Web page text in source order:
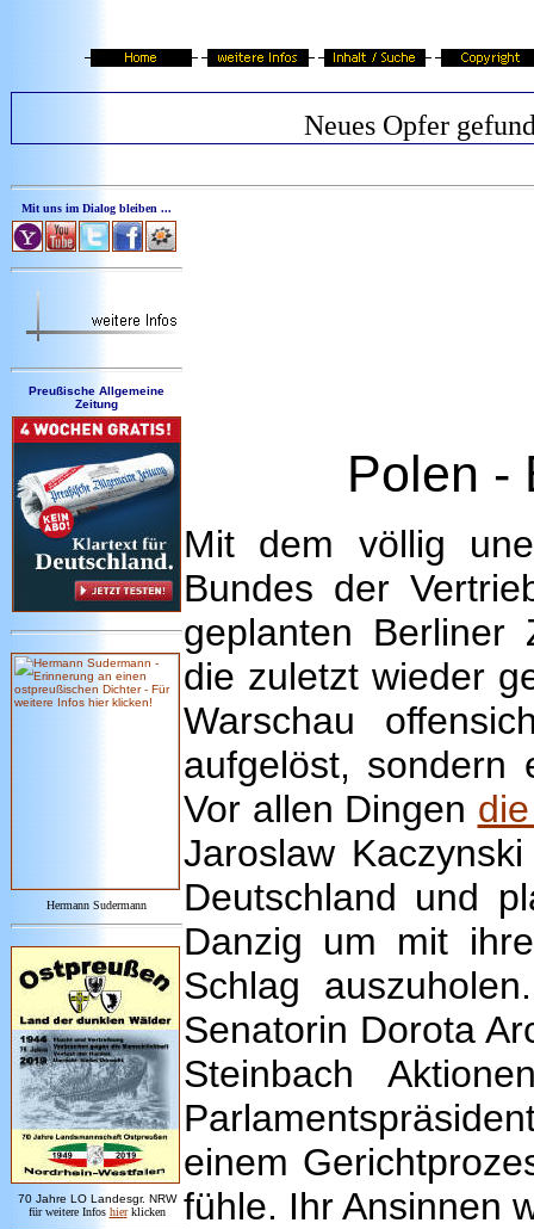
Neues Opfer
Mit uns im Dialog bleiben ...
Preußische Allgemeine
Zeitung
Hermann Sudermann
70 Jahre LO Landesgr. NRW
für weitere Infos hier klicken
Polen -
Mit dem völlig
Bundes der
geplanten Berliner
die zuletzt wieder
Warschau
aufgelöst, sondern
Vor allen Dingen
Jaroslaw
Deutschland und
Danzig um mit
Schlag
Senatorin Dorota
Steinbach
einem
fühle. Ihr Ansinnen